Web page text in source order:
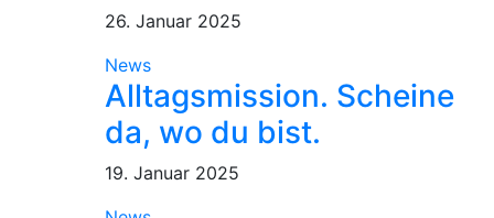
26. Januar 2025
News
Alltagsmission. Scheine
da, wo du bist.
19. Januar 2025